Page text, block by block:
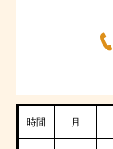
時間 月